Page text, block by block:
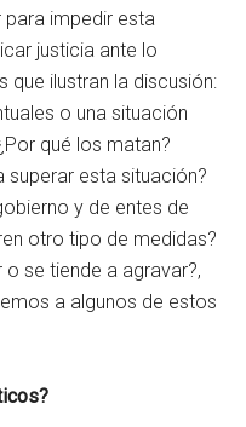
impedir esta
justicia ante lo
que ilustran la discusión:
o una situación
qué los matan?
superar esta situación?
y de entes de
otro tipo de medidas?
se tiende a agravar?,
a algunos de estos